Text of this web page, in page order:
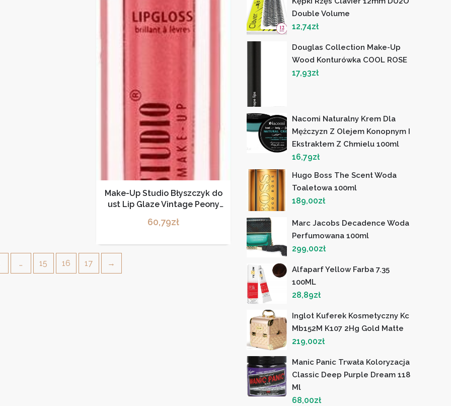
Make-Up Studio Błyszczyk do
ust Lip Glaze Vintage Peony
60,79zł
… 15 16 17 →
Double Volume
12,74zł
Douglas Collection Make-Up
Wood Konturówka COOL ROSE
17,93zł
Nacomi Naturalny Krem Dla
Mężczyzn Z Olejem Konopnym I
Ekstraktem Z Chmielu 100ml
16,79zł
Hugo Boss The Scent Woda
Toaletowa 100ml
189,00zł
Marc Jacobs Decadence Woda
Perfumowana 100ml
299,00zł
Alfaparf Yellow Farba 7.35
100ML
28,89zł
Inglot Kuferek Kosmetyczny Kc
Mb152M K107 2Hg Gold Matte
219,00zł
Manic Panic Trwała Koloryzacja
Classic Deep Purple Dream 118
Ml
68,00zł